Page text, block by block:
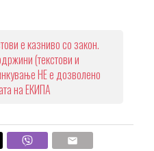
е казниво со закон.
(текстови и
НЕ е дозволено
на ЕКИПА